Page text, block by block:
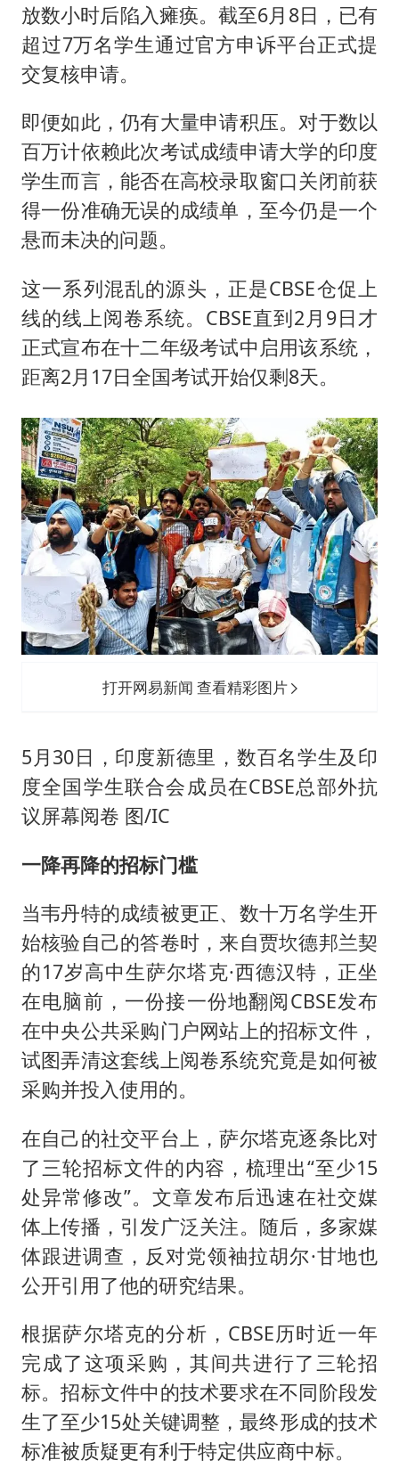
放数小时后陷入瘫痪。截至6月8日，已有
超过7万名学生通过官方申诉平台正式提
交复核申请。
即便如此，仍有大量申请积压。对于数以
百万计依赖此次考试成绩申请大学的印度
学生而言，能否在高校录取窗口关闭前获
得一份准确无误的成绩单，至今仍是一个
悬而未决的问题。
这一系列混乱的源头，正是CBSE仓促上
线的线上阅卷系统。CBSE直到2月9日才
正式宣布在十二年级考试中启用该系统，
距离2月17日全国考试开始仅剩8天。
打开网易新闻 查看精彩图片
5月30日，印度新德里，数百名学生及印
度全国学生联合会成员在CBSE总部外抗
议屏幕阅卷 图/IC
一降再降的招标门槛
当韦丹特的成绩被更正、数十万名学生开
始核验自己的答卷时，来自贾坎德邦兰契
的17岁高中生萨尔塔克·西德汉特，正坐
在电脑前，一份接一份地翻阅CBSE发布
在中央公共采购门户网站上的招标文件，
试图弄清这套线上阅卷系统究竟是如何被
采购并投入使用的。
在自己的社交平台上，萨尔塔克逐条比对
了三轮招标文件的内容，梳理出“至少15
处异常修改”。文章发布后迅速在社交媒
体上传播，引发广泛关注。随后，多家媒
体跟进调查，反对党领袖拉胡尔·甘地也
公开引用了他的研究结果。
根据萨尔塔克的分析，CBSE历时近一年
完成了这项采购，其间共进行了三轮招
标。招标文件中的技术要求在不同阶段发
生了至少15处关键调整，最终形成的技术
标准被质疑更有利于特定供应商中标。